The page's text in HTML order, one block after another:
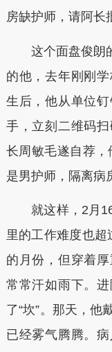
房缺护师，请阿长
这个面盘俊朗的
的他，去年刚刚
生后，他从单位
手，立刻二维码
长周敏毛遂自荐，
是男护师，隔离病
就这样，2月16
里的工作难度也
的月份，但穿着
常常汗如雨下。
了“坎”。那天，他
已经雾气腾腾。